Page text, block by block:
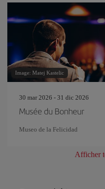
Image: Matej Kastelic
30 mar 2026 - 31 dic 2026
Musée du Bonheur
Museo de la Felicidad
Afficher